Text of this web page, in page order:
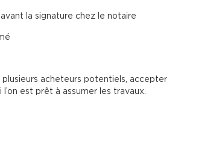
la signature chez le notaire
acheteurs potentiels, accepter
est prêt à assumer les travaux.